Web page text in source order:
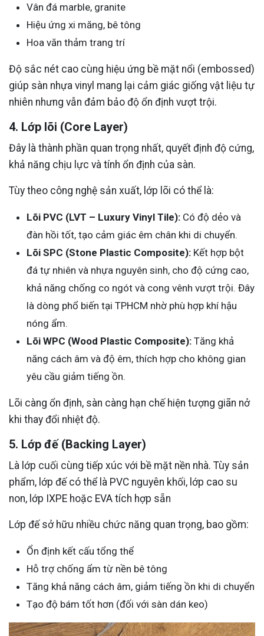
Vân đá marble, granite
Hiệu ứng xi măng, bê tông
Hoa văn thảm trang trí
Độ sắc nét cao cùng hiệu ứng bề mặt nổi (embossed)
giúp sàn nhựa vinyl mang lại cảm giác giống vật liệu tự
nhiên nhưng vẫn đảm bảo độ ổn định vượt trội.
4. Lớp lõi (Core Layer)
Đây là thành phần quan trọng nhất, quyết định độ cứng,
khả năng chịu lực và tính ổn định của sàn.
Tùy theo công nghệ sản xuất, lớp lõi có thể là:
Lõi PVC (LVT – Luxury Vinyl Tile): Có độ dẻo và
đàn hồi tốt, tạo cảm giác êm chân khi di chuyển.
Lõi SPC (Stone Plastic Composite): Kết hợp bột
đá tự nhiên và nhựa nguyên sinh, cho độ cứng cao,
khả năng chống co ngót và cong vênh vượt trội. Đây
là dòng phổ biến tại TPHCM nhờ phù hợp khí hậu
nóng ẩm.
Lõi WPC (Wood Plastic Composite): Tăng khả
năng cách âm và độ êm, thích hợp cho không gian
yêu cầu giảm tiếng ồn.
Lõi càng ổn định, sàn càng hạn chế hiện tượng giãn nở
khi thay đổi nhiệt độ.
5. Lớp đế (Backing Layer)
Là lớp cuối cùng tiếp xúc với bề mặt nền nhà. Tùy sản
phẩm, lớp đế có thể là PVC nguyên khối, lớp cao su
non, lớp IXPE hoặc EVA tích hợp sẵn
Lớp đế sở hữu nhiều chức năng quan trọng, bao gồm:
Ổn định kết cấu tổng thể
Hỗ trợ chống ẩm từ nền bê tông
Tăng khả năng cách âm, giảm tiếng ồn khi di chuyển
Tạo độ bám tốt hơn (đối với sàn dán keo)